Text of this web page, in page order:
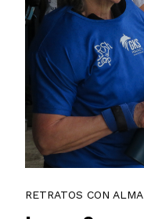
RETRATOS CON ALMA